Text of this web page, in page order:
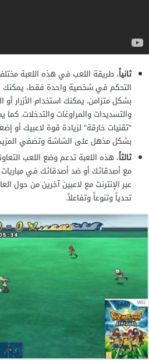
ثانياً، طريقة اللعب في هذه اللعبة
التحكم في شخصية واحدة فقط،
بشكل متزامن. يمكنك استخدام الأزرار أو
والتسديدات والمراوغات والتدخلات.
"تقنيات خارقة" لزيادة قوة لاعبيك
بشكل مذهل على الشاشة وتضفي المزيد
ثالثاً، هذه اللعبة تدعم وضع اللعب
مع أصدقائك أو ضد أصدقائك في
عبر الإنترنت مع لاعبين آخرين من حول
تحدياً وتنوعاً وتفاعلاً.